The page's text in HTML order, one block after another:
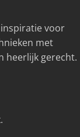
inspiratie voor
met
heerlijk gerecht.